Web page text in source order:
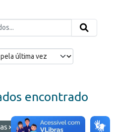
encontrado
Formatos:
API